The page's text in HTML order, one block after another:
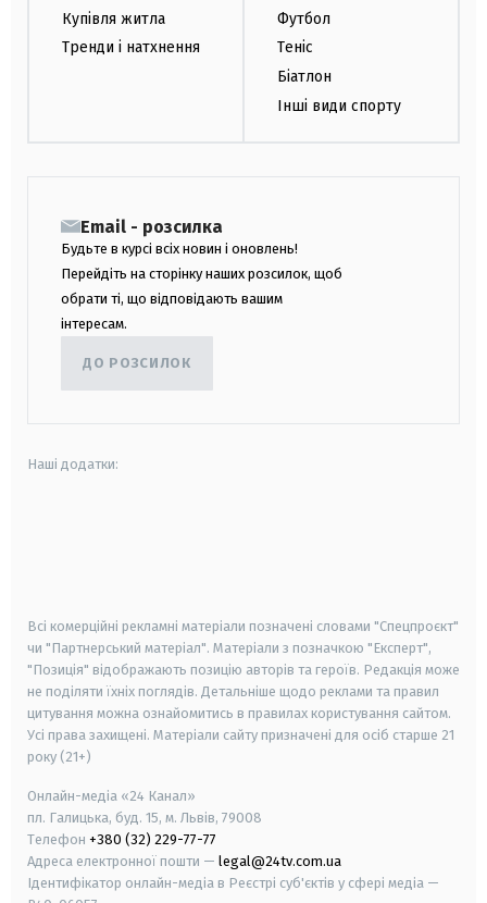
Купівля житла
Тренди і натхнення
Футбол
Теніс
Біатлон
Інші види спорту
Email - розсилка
Будьте в курсі всіх новин і оновлень!
Перейдіть на сторінку наших розсилок, щоб
обрати ті, що відповідають вашим
інтересам.
ДО РОЗСИЛОК
Наші додатки:
Всі комерційні рекламні матеріали позначені словами "Спецпроєкт"
чи "Партнерський матеріал". Матеріали з позначкою "Експерт",
"Позиція" відображають позицію авторів та героїв. Редакція може
не поділяти їхніх поглядів. Детальніше щодо реклами та правил
цитування можна ознайомитись в правилах користування сайтом.
Усі права захищені. Матеріали сайту призначені для осіб старше 21
року (21+)
Онлайн-медіа «24 Канал»
пл. Галицька, буд. 15, м. Львів, 79008
Телефон +380 (32) 229-77-77
Адреса електронної пошти — legal@24tv.com.ua
Ідентифікатор онлайн-медіа в Реєстрі суб'єктів у сфері медіа —